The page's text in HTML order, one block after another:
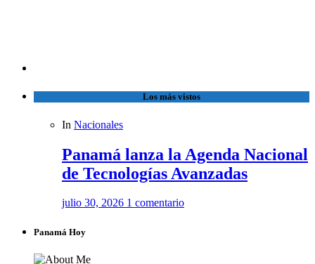
Los más vistos
In Nacionales
Panamá lanza la Agenda Nacional
de Tecnologías Avanzadas
julio 30, 2026 1 comentario
Panamá Hoy